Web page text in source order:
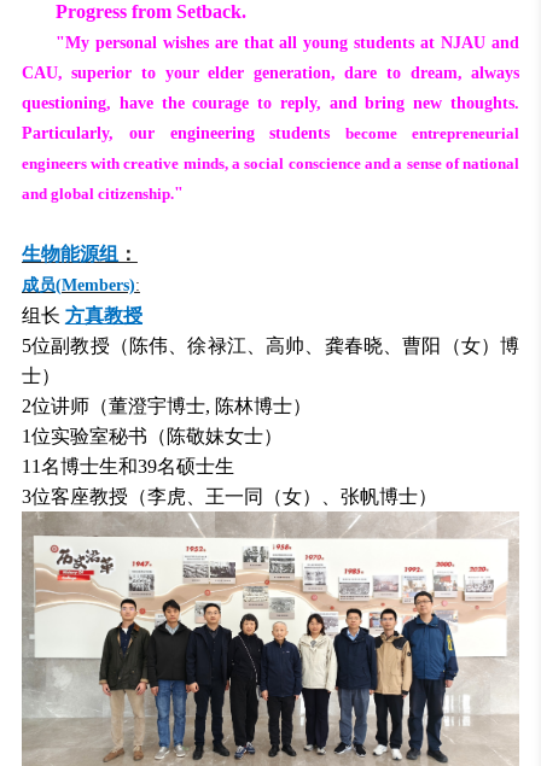
Progress from Setback.
"My personal wishes are that all young students at NJAU and
CAU, superior to your elder generation, dare to dream, always
questioning, have the courage to reply, and bring new thoughts.
Particularly, our engineering studentsbecome entrepreneurial
engineers with creative minds, a social conscience and a sense of national
and global citizenship."
生物能源组 ：
成员(Members):
组长 方真教授
5位副教授（陈伟、徐禄江、高帅、龚春晓 、曹阳（女）博
士）
2位讲师（董澄宇博士, 陈林博士）
1位实验室秘书（陈敬妹女士）
11名博士生和39名硕士生
3位客座教授（李虎、王一同（女）
、张帆博士）